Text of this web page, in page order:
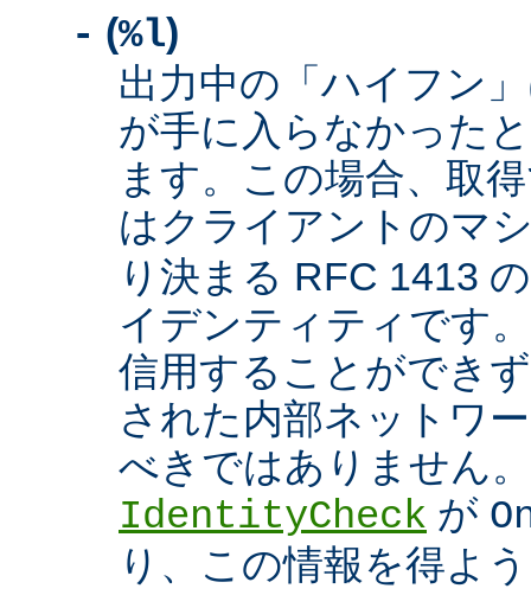
- (%l)
出力中の「ハイフン
が手に入らなかった
ます。この場合、取
はクライアントのマ
り決まる RFC 1413
イデンティティです
信用することができ
された内部ネットワ
べきではありません
IdentityCheck が
り、この情報を得よ